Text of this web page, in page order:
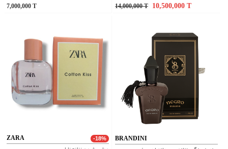
7,000,000 14,000,000 T 10,500,000
ZARA -18% BRANDINI